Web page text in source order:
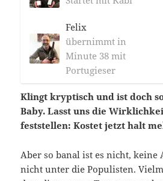
Felix
übernimmt in
Minute 38 mit
Portugieser
Klingt kryptisch und ist doch
Baby. Lasst uns die
feststellen: Kostet jetzt halt
Aber so banal ist es nicht, keine
nicht unter die Populisten.